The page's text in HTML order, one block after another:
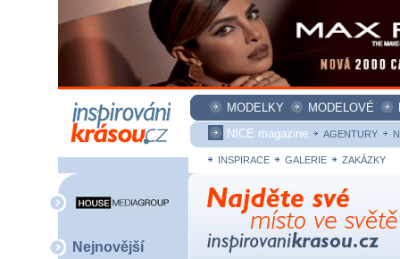
MODELKY MODELOVÉ
NICE magazine
AGENTURY
INSPIRACE GALERIE ZAKÁZKY
Nejnovější